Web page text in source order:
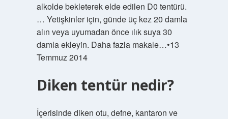
alkolde bekleterek elde edilen D0 tentürü.
… Yetişkinler için, günde üç kez 20 damla
alın veya uyumadan önce ılık suya 30
damla ekleyin. Daha fazla makale…•13
Temmuz 2014
Diken tentür nedir?
İçerisinde diken otu, defne, kantaron ve